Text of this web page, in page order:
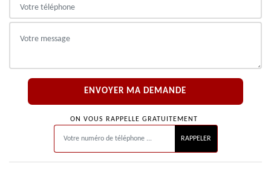
ON VOUS RAPPELLE GRATUITEMENT